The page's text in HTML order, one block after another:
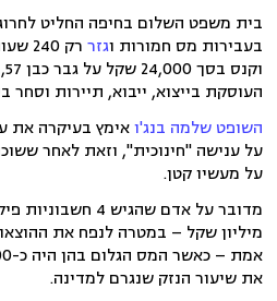
בית משפט השלום בחיפה החליט
בעבירות מס חמורות וגזר
רק
העוסקת בייצוא, ייבוא, תיירות וסחר
השופט שלמה בנג'ואימץ בעיקרה את
על ענישה "חינוכית", וזאת לאחר
על מעשיו קטן.
מיליון שקל – במטרה לנפח את
את שיעור הנזק שנגרם למדינה.